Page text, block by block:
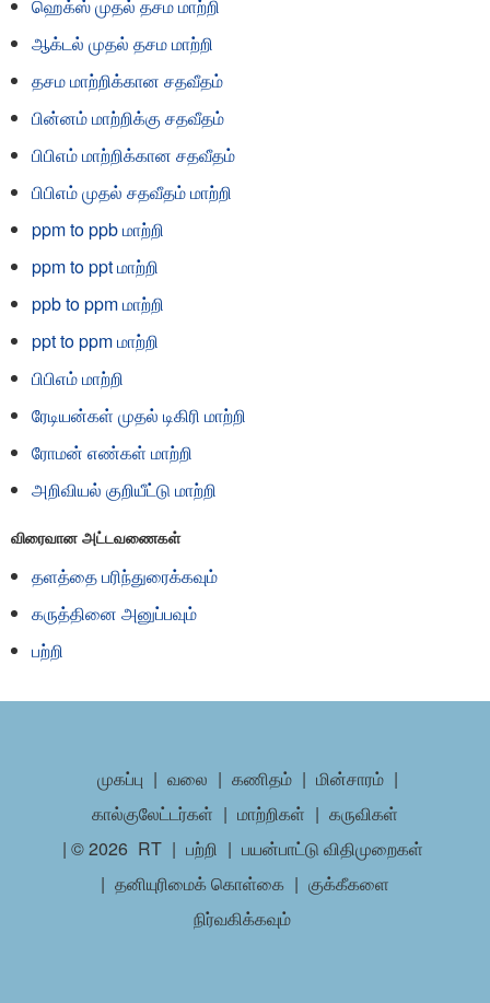
ஹெக்ஸ் முதல் தசம மாற்றி
ஆக்டல் முதல் தசம மாற்றி
தசம மாற்றிக்கான சதவீதம்
பின்னம் மாற்றிக்கு சதவீதம்
பிபிஎம் மாற்றிக்கான சதவீதம்
பிபிஎம் முதல் சதவீதம் மாற்றி
ppm to ppb மாற்றி
ppm to ppt மாற்றி
ppb to ppm மாற்றி
ppt to ppm மாற்றி
பிபிஎம் மாற்றி
ரேடியன்கள் முதல் டிகிரி மாற்றி
ரோமன் எண்கள் மாற்றி
அறிவியல் குறியீட்டு மாற்றி
விரைவான அட்டவணைகள்
தளத்தை பரிந்துரைக்கவும்
கருத்தினை அனுப்பவும்
பற்றி
முகப்பு | வலை | கணிதம் | மின்சாரம் |
கால்குலேட்டர்கள் | மாற்றிகள் | கருவிகள்
| © 2026 RT | பற்றி | பயன்பாட்டு விதிமுறைகள்
| தனியுரிமைக் கொள்கை | குக்கீகளை
நிர்வகிக்கவும்